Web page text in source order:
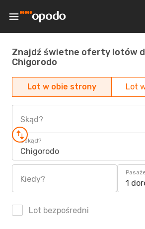
Znajdź świetne oferty lotów
Chigorodo
Lot w obie strony Lot
Skąd?
Dokąd?
Chigorodo
Kiedy? 1
Lot bezpośredni